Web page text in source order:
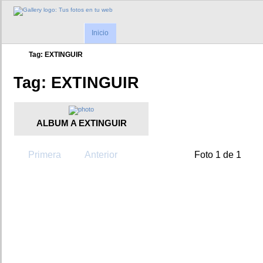
Inicio
Tag: EXTINGUIR
Tag: EXTINGUIR
ALBUM A EXTINGUIR
Primera Anterior Foto 1 de 1